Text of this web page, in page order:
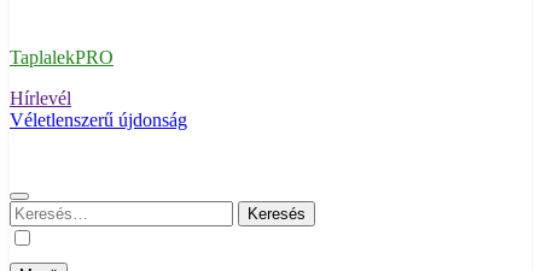
TaplalekPRO
Hírlevél
Véletlenszerű újdonság
Keresés: